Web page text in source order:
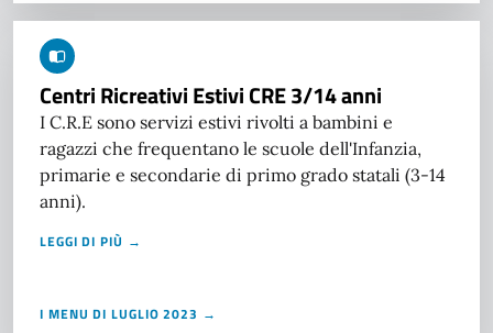
Centri Ricreativi Estivi CRE 3/14 anni
I C.R.E sono servizi estivi rivolti a bambini e
ragazzi che frequentano le scuole dell'Infanzia,
primarie e secondarie di primo grado statali (3-14
anni).
LEGGI DI PIÙ →
I MENU DI LUGLIO 2023 →